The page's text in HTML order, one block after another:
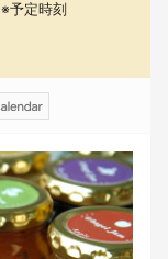
※予定時刻